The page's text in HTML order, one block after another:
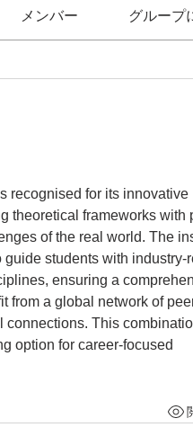
メンバー グループ
recognised for its innovative
theoretical frameworks with
of the real world. The
students with industry-
ensuring a
from a global network of
This
option for career-focused